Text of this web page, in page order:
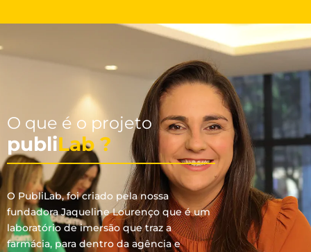
O que é o projeto
publiLab ?
O PubliLab, foi criado pela nossa
fundadora Jaqueline Lourenço que é um
laboratório de imersão que traz a
farmácia, para dentro da agência e